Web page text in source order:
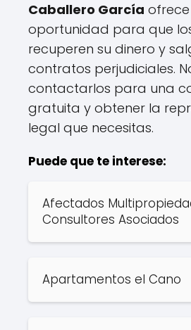
Caballero García
oportunidad para que
recuperen su dinero y
contratos perjudiciales.
contactarlos para una
gratuita y obtener la
legal que necesitas.
Puede que te interese:
Afectados
Consultores Asociados
Apartamentos el Cano